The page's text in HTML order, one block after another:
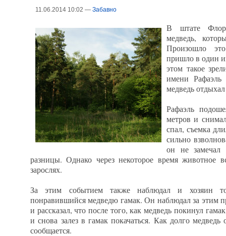
11.06.2014 10:02 — Забавно
В штате
медведь,
Произошло
пришло в один
этом такое
имени Рафаэль
медведь
Рафаэль
метров и
спал, съемка
сильно
он не замечал
разницы. Однако через некоторое время животное
зарослях.
За этим событием также наблюдал и хозяин
понравившийся медведю гамак. Он наблюдал за этим
и рассказал, что после того, как медведь покинул
и снова залез в гамак покачаться. Как долго
сообщается.